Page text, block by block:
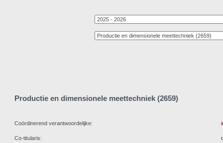
Productie en dimensionele meettechniek (2659)
Coördinerend verantwoordelijke:
Co-titularis: